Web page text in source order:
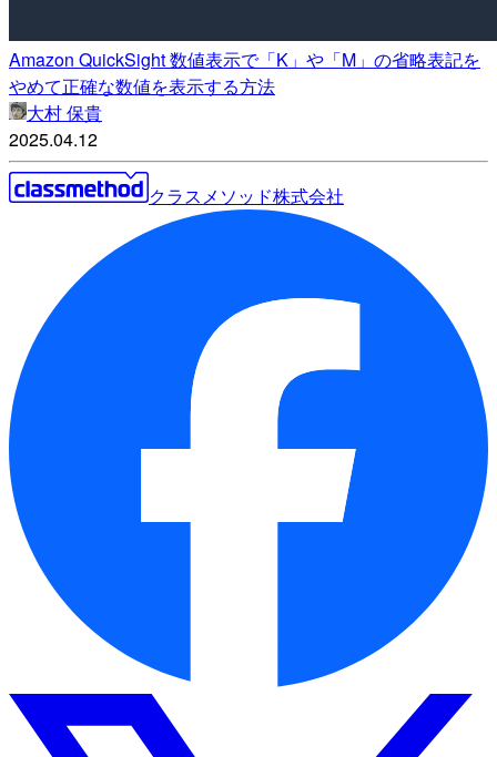
Amazon QuickSight 数値表示で「K」や「M」の省略表記を
やめて正確な数値を表示する方法
大村 保貴
2025.04.12
クラスメソッド株式会社